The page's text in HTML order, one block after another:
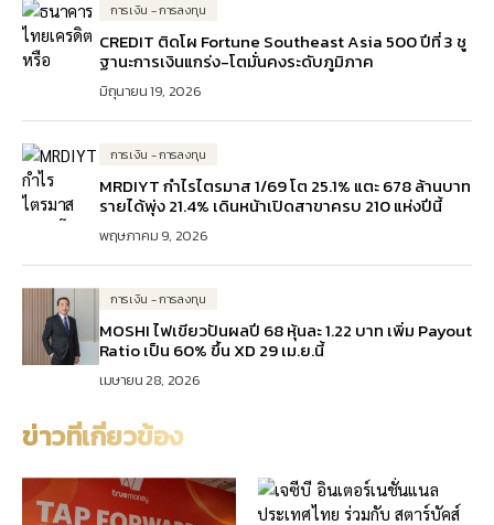
การเงิน - การลงทุน
CREDIT ติดโผ Fortune Southeast Asia 500 ปีที่ 3 ชู
ฐานะการเงินแกร่ง-โตมั่นคงระดับภูมิภาค
มิถุนายน 19, 2026
การเงิน - การลงทุน
MRDIYT กำไรไตรมาส 1/69 โต 25.1% แตะ 678 ล้านบาท
รายได้พุ่ง 21.4% เดินหน้าเปิดสาขาครบ 210 แห่งปีนี้
พฤษภาคม 9, 2026
การเงิน - การลงทุน
MOSHI ไฟเขียวปันผลปี 68 หุ้นละ 1.22 บาท เพิ่ม Payout
Ratio เป็น 60% ขึ้น XD 29 เม.ย.นี้
เมษายน 28, 2026
ข่าวที่เกี่ยวข้อง